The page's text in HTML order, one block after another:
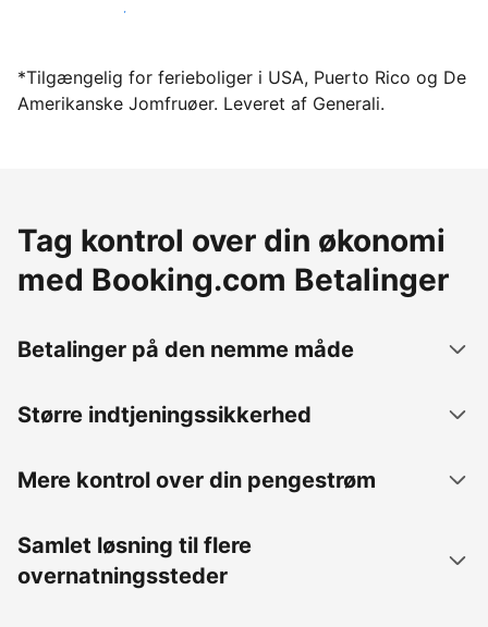
Bliv vært hos os i dag
*Tilgængelig for ferieboliger i USA, Puerto Rico og De
Amerikanske Jomfruøer. Leveret af Generali.
Tag kontrol over din økonomi
med Booking.com Betalinger
Betalinger på den nemme måde
Større indtjeningssikkerhed
Mere kontrol over din pengestrøm
Samlet løsning til flere
overnatningssteder